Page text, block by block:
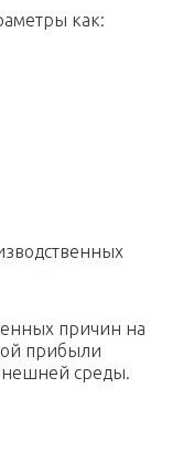
как:
причин на
прибыли
среды.